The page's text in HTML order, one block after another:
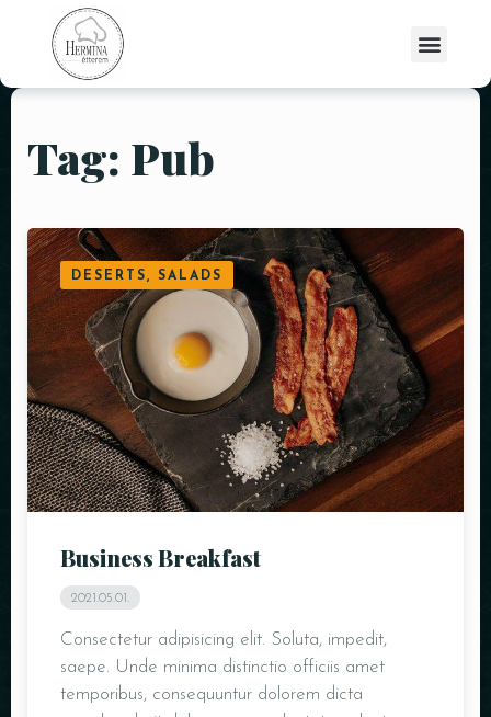
Tag: Pub
DESERTS, SALADS
Business Breakfast
2021.05.01.
Consectetur adipisicing elit. Soluta, impedit,
saepe. Unde minima distinctio officiis amet
temporibus, consequuntur dolorem dicta